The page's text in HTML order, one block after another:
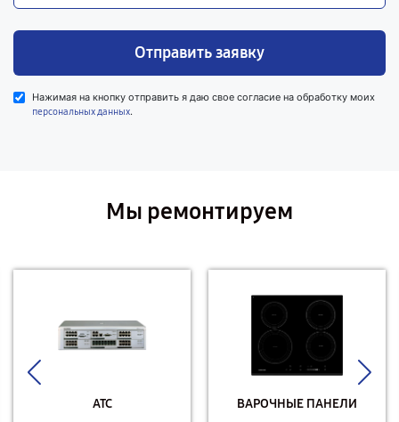
Отправить заявку
Нажимая на кнопку отправить я даю свое согласие на обработку моих
персональных данных.
Мы ремонтируем
АТС ВАРОЧНЫЕ ПАНЕЛИ